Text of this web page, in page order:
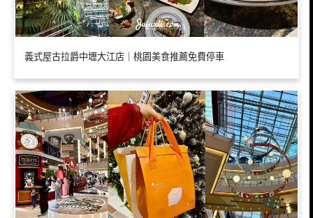
義式屋古拉爵中壢大江店｜桃園美食推薦免費停車